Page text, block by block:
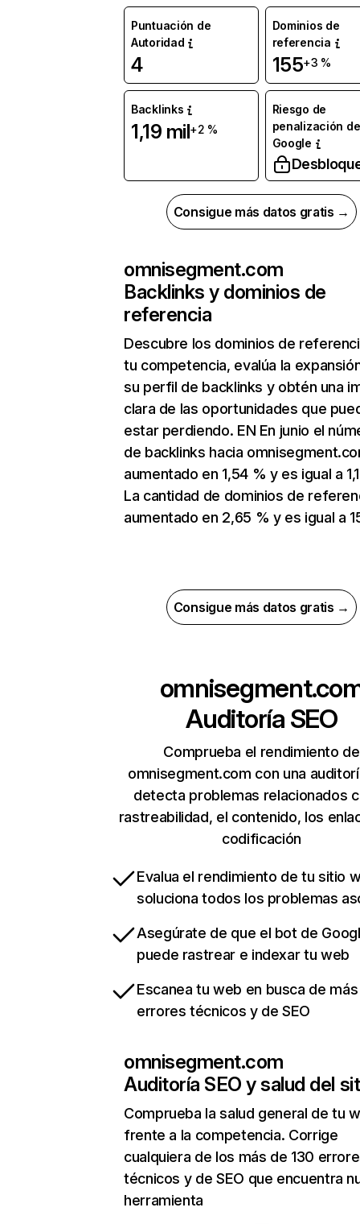
Puntuación de
Autoridad
4
Dominios de
referencia
155+3 %
Backlinks
1,19 mil+2 %
Riesgo de
penalización de
Google
Consigue más datos gratis →
omnisegment.com
Backlinks y dominios de
referencia
Descubre los dominios de
tu competencia, evalúa la
su perfil de backlinks y obtén una
clara de las oportunidades que
estar perdiendo. EN En junio el
de backlinks hacia
aumentado en 1,54 % y es igual a
La cantidad de dominios de
aumentado en 2,65 % y es igual a
Consigue más datos gratis →
Auditoría SEO
Comprueba el rendimiento de
omnisegment.com con una
detecta problemas relacionados
rastreabilidad, el contenido, los
codificación
Evalua el rendimiento de tu sitio
soluciona todos los problemas
Asegúrate de que el bot de
puede rastrear e indexar tu web
Escanea tu web en busca de
errores técnicos y de SEO
omnisegment.com
Auditoría SEO y salud del
Comprueba la salud general de tu
frente a la competencia. Corrige
cualquiera de los más de 130
técnicos y de SEO que encuentra
herramienta